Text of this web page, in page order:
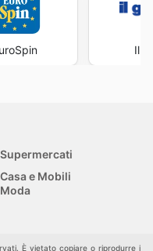
Il
Supermercati
Casa e Mobili
Moda
È vietato copiare o riprodurre i